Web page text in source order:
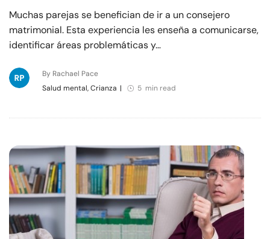
Muchas parejas se benefician de ir a un consejero
matrimonial. Esta experiencia les enseña a comunicarse,
identificar áreas problemáticas y…
By Rachael Pace
Salud mental, Crianza | 5 min read